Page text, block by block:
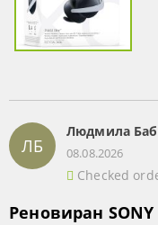
ЛБ
Людмила
08.08.2026
Checked
Реновиран